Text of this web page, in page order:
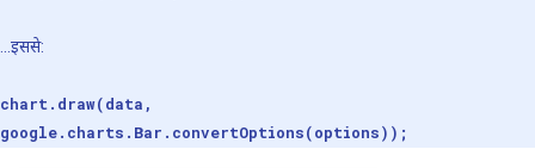
...इससे:
chart.draw(data,
google.charts.Bar.convertOptions(options));